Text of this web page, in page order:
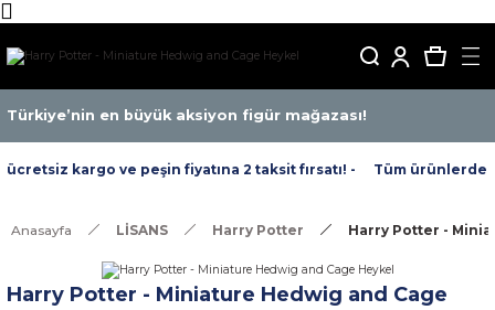
Türkiye’nin en büyük aksiyon figür mağazası!
kargo ve peşin fiyatına 2 taksit fırsatı! - Tüm ürünlerde
Anasayfa LİSANS Harry Potter Harry Potter -
Harry Potter - Miniature Hedwig and Cage